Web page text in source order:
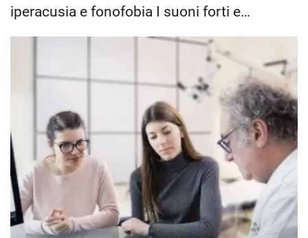
iperacusia e fonofobia I suoni forti e…